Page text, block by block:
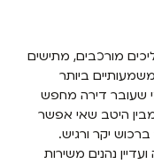
מורכבים, מתישים
ביותר
שעובר דירה מחפש
היטב שאי אפשר
יקר ורגיש.
נהנים משירות